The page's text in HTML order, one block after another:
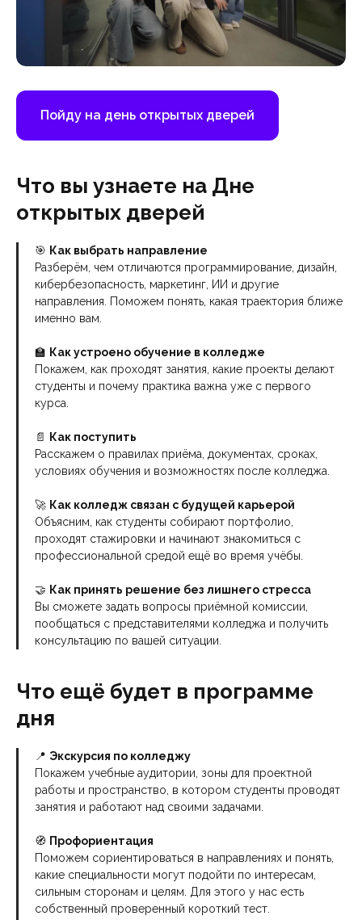
Пойду на день открытых дверей
Что вы узнаете на Дне
открытых дверей
🎯 Как выбрать направление
Разберём, чем отличаются программирование, дизайн,
кибербезопасность, маркетинг, ИИ и другие
направления. Поможем понять, какая траектория ближе
именно вам.
🏫 Как устроено обучение в колледже
Покажем, как проходят занятия, какие проекты делают
студенты и почему практика важна уже с первого
курса.
📄 Как поступить
Расскажем о правилах приёма, документах, сроках,
условиях обучения и возможностях после колледжа.
🚀 Как колледж связан с будущей карьерой
Объясним, как студенты собирают портфолио,
проходят стажировки и начинают знакомиться с
профессиональной средой ещё во время учёбы.
🤝 Как принять решение без лишнего стресса
Вы сможете задать вопросы приёмной комиссии,
пообщаться с представителями колледжа и получить
консультацию по вашей ситуации.
Что ещё будет в программе
дня
📍 Экскурсия по колледжу
Покажем учебные аудитории, зоны для проектной
работы и пространство, в котором студенты проводят
занятия и работают над своими задачами.
🧭 Профориентация
Поможем сориентироваться в направлениях и понять,
какие специальности могут подойти по интересам,
сильным сторонам и целям. Для этого у нас есть
собственный проверенный короткий тест.